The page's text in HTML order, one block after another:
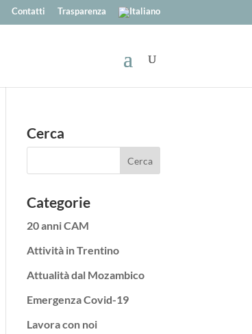
Contatti Trasparenza
Cerca
Categorie
20 anni CAM
Attività in Trentino
Attualità dal Mozambico
Emergenza Covid-19
Lavora con noi